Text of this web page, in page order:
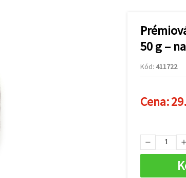
50 g –
Kód: 411722
Cena: